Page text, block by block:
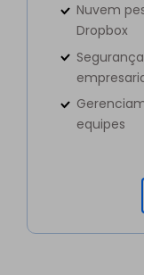
Nuvem
Dropbox
equipes